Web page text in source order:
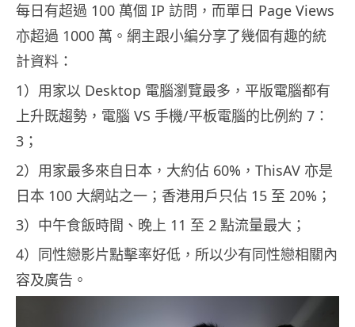
每日有超過 100 萬個 IP 訪問，而單日 Page Views
亦超過 1000 萬。網主跟小編分享了幾個有趣的統
計資料：
1）用家以 Desktop 電腦瀏覽最多，平版電腦都有
上升既趨勢，電腦 VS 手機/平板電腦的比例約 7：
3；
2）用家最多來自日本，大約佔 60%，ThisAV 亦是
日本 100 大網站之一；香港用戶只佔 15 至 20%；
3）中午食飯時間、晚上 11 至 2 點流量最大；
4）同性戀影片點擊率好低，所以少有同性戀相關內
容及廣告。